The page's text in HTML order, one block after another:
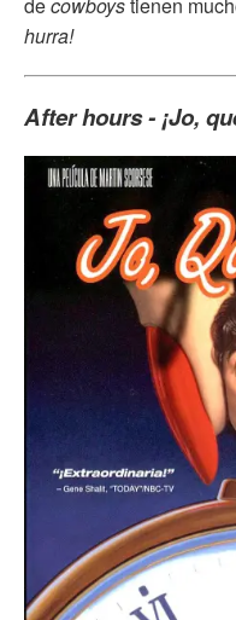
decowboystienen
hurra!
After hours - ¡Jo,